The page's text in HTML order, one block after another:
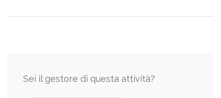
Sei il gestore di questa attività?